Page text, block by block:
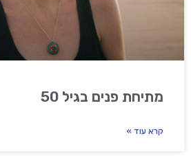
מתיחת פנים בגיל 50
קרא עוד »